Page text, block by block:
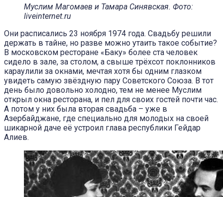
Муслим Магомаев и Тамара Синявская. Фото:
liveinternet.ru
Они расписались 23 ноября 1974 года. Свадьбу решили
держать в тайне, но разве можно утаить такое событие?
В московском ресторане «Баку» более ста человек
сидело в зале, за столом, а свыше трёхсот поклонников
караулили за окнами, мечтая хотя бы одним глазком
увидеть самую звёздную пару Советского Союза. В тот
день было довольно холодно, тем не менее Муслим
открыл окна ресторана, и пел для своих гостей почти час.
А потом у них была вторая свадьба – уже в
Азербайджане, где специально для молодых на своей
шикарной даче её устроил глава республики Гейдар
Алиев.